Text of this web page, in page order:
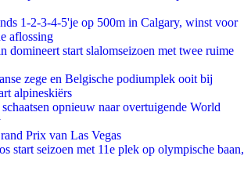
1-2-3-4-5'je op 500m in Calgary, winst voor
aflossing
domineert start slalomseizoen met twee ruime
zege en Belgische podiumplek ooit bij
alpineskiërs
opnieuw naar overtuigende World
Prix van Las Vegas
start seizoen met 11e plek op olympische baan,